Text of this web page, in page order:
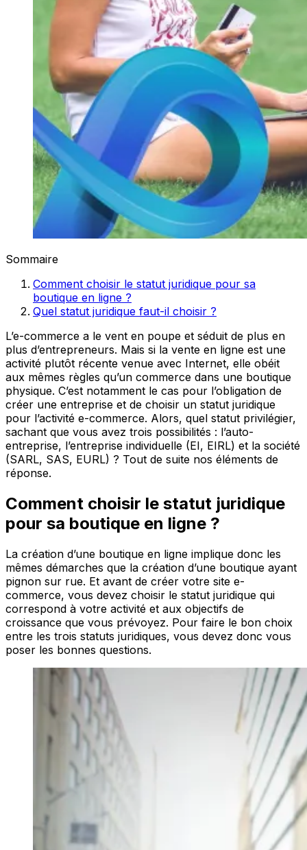
Sommaire
Comment choisir le statut juridique pour sa
boutique en ligne ?
Quel statut juridique faut-il choisir ?
L’e-commerce a le vent en poupe et séduit de plus en
plus d’entrepreneurs. Mais si la vente en ligne est une
activité plutôt récente venue avec Internet, elle obéit
aux mêmes règles qu’un commerce dans une boutique
physique. C’est notamment le cas pour l’obligation de
créer une entreprise et de choisir un statut juridique
pour l’activité e-commerce. Alors, quel statut privilégier,
sachant que vous avez trois possibilités : l’auto-
entreprise, l’entreprise individuelle (EI, EIRL) et la société
(SARL, SAS, EURL) ? Tout de suite nos éléments de
réponse.
Comment choisir le statut juridique
pour sa boutique en ligne ?
La création d’une boutique en ligne implique donc les
mêmes démarches que la création d’une boutique ayant
pignon sur rue. Et avant de créer votre site e-
commerce, vous devez choisir le statut juridique qui
correspond à votre activité et aux objectifs de
croissance que vous prévoyez. Pour faire le bon choix
entre les trois statuts juridiques, vous devez donc vous
poser les bonnes questions.